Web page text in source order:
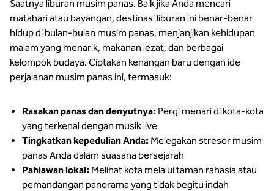
Saatnya liburan musim panas. Baik jika Anda mencari
matahari atau bayangan, destinasi liburan ini benar-benar
hidup di bulan-bulan musim panas, menjanjikan kehidupan
malam yang menarik, makanan lezat, dan berbagai
kelompok budaya. Ciptakan kenangan baru dengan ide
perjalanan musim panas ini, termasuk:
Rasakan panas dan denyutnya: Pergi menari di kota-kota
yang terkenal dengan musik live
Tingkatkan kepedulian Anda: Melegakan stresor musim
panas Anda dalam suasana bersejarah
Pahlawan lokal: Melihat kota melalui taman rahasia atau
pemandangan panorama yang tidak begitu indah